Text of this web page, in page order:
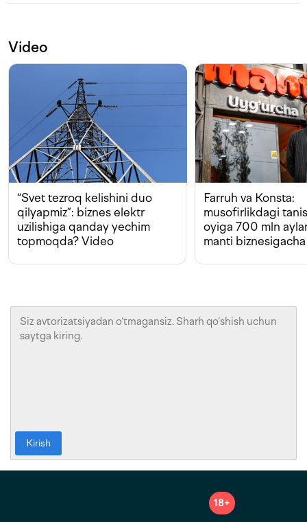
Video
“Svet tezroq kelishini duo
qilyapmiz”: biznes elektr
uzilishiga qanday yechim
topmoqda? Video
Farruh va Konsta:
musofirlikdagi
oyiga 700 mln
manti biznesigacha
Kirish
18+